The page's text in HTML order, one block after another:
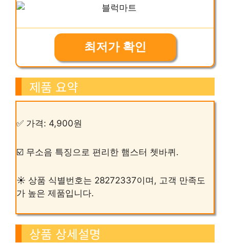
최저가 확인
제품 요약
✅ 가격: 4,900원
☑️ 무소음 특징으로 편리한 햄스터 쳇바퀴.
☀️ 상품 식별번호는 28272337이며, 고객 만족도
가 높은 제품입니다.
상품 상세설명